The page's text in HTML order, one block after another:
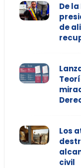
De
de
Los
civil